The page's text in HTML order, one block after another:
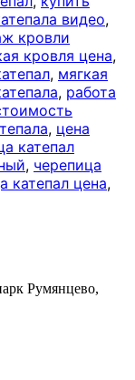
видео,
кровли
кровля цена,
, мягкая
, работа
, цена
катепал
, черепица
катепал цена,
Румянцево,